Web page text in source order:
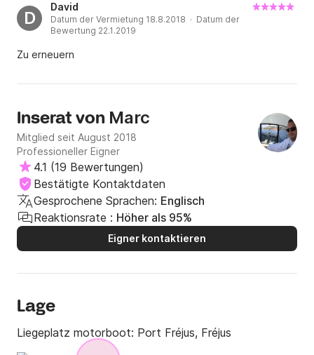
D
David
Datum der Vermietung 18.8.2018 · Datum der
Bewertung 22.1.2019
Zu erneuern
Inserat von Marc
Mitglied seit August 2018
Professioneller Eigner
4.1 (19 Bewertungen)
Bestätigte Kontaktdaten
Gesprochene Sprachen: Englisch
Reaktionsrate : Höher als 95%
Eigner kontaktieren
Lage
Liegeplatz motorboot: Port Fréjus, Fréjus